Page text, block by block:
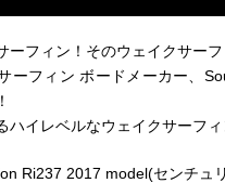
ーフィン！そのウェイクサー
ーフィン ボードメーカー、
ハイレベルなウェイクサーフ
Ri237 2017 model(センチュ